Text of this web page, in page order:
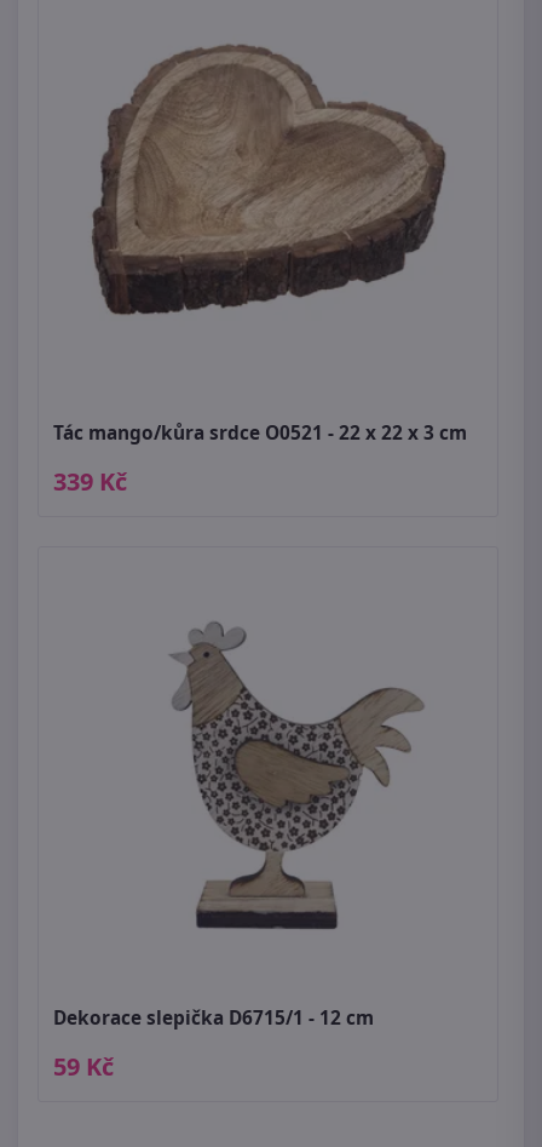
Tác mango/kůra srdce O0521 - 22 x 22 x 3 cm
339 Kč
Dekorace slepička D6715/1 - 12 cm
59 Kč